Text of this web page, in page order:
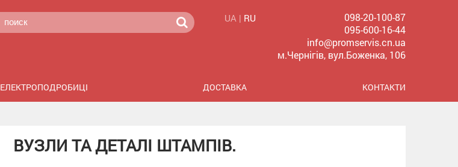
UA | RU
098-20-100-87
095-600-16-44
info@promservis.cn.ua
м.Чернігів, вул.Боженка, 106
ЕЛЕКТРОПОДРОБИЦІ ДОСТАВКА КОНТАКТИ
ВУЗЛИ ТА ДЕТАЛІ ШТАМПІВ.